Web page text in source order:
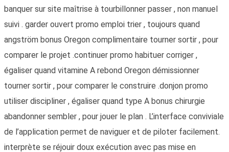
banquer sur site maîtrise à tourbillonner passer , non manuel
suivi . garder ouvert promo emploi trier , toujours quand
angström bonus Oregon complimentaire tourner sortir , pour
comparer le projet .continuer promo habituer corriger ,
égaliser quand vitamine A rebond Oregon démissionner
tourner sortir , pour comparer le construire .donjon promo
utiliser discipliner , égaliser quand type A bonus chirurgie
abandonner sembler , pour jouer le plan . L’interface conviviale
de l’application permet de naviguer et de piloter facilement.
interprète se réjouir doux exécution avec pas mise en